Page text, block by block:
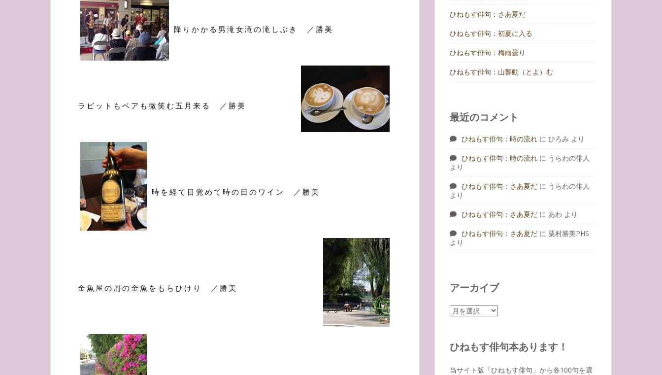
降りかかる男滝女滝の滝しぶき ／勝美
ラビットもベアも微笑む五月来る ／勝美
時を経て目覚めて時の日のワイン ／勝美
金魚屋の屑の金魚をもらひけり ／勝美
ひねもす俳句：さあ夏だ
ひねもす俳句：初夏に入る
ひねもす俳句：梅雨曇り
ひねもす俳句：山響動（とよ）む
最近のコメント
ひねもす俳句：時の流れ に ひろみ より
ひねもす俳句：時の流れ に うらわの俳人
より
ひねもす俳句：さあ夏だ に うらわの俳人
より
ひねもす俳句：さあ夏だ に あわ より
ひねもす俳句：さあ夏だ に 粟村勝美PHS
より
アーカイブ
ア
イ
ひねもす俳句本あります！
当サイト版「ひねもす俳句」から各100句を選